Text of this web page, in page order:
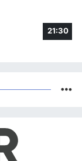
21:30